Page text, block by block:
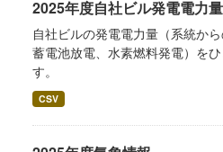
2025年度自社ビル発電電力量
自社ビルの発電電力量（系統から
蓄電池放電、水素燃料発電）を
す。
CSV